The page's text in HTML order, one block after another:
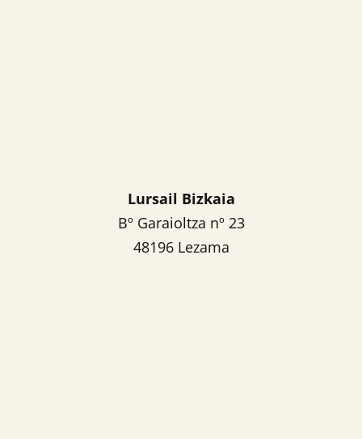
Lursail Bizkaia
Bº Garaioltza nº 23
48196 Lezama